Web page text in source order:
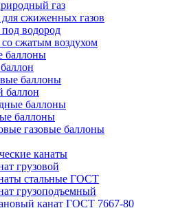
газ
сжиженных газов
водород
сжатым воздухом
баллоны
баллоны
баллон
баллоны
баллоны
газовые баллоны
канаты
грузовой
стальные ГОСТ
грузоподъемный
канат ГОСТ 7667-80